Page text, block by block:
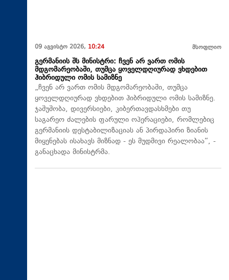
09 აგვისტო 2026, 10:24 მსოფლიო
გერმანიის შს მინისტრი: ჩვენ არ ვართ ომის
მდგომარეობაში, თუმცა ყოველდღიურად ვხდებით
ჰიბრიდული ომის სამიზნე
„ჩვენ არ ვართ ომის მდგომარეობაში, თუმცა
ყოველდღიურად ვხდებით ჰიბრიდული ომის სამიზნე.
ჯაშუშობა, დივერსიები, კიბერთავდასხმები თუ
საგარეო ძალების ფარული ოპერაციები, რომლებიც
გერმანიის დესტაბილიზაციას ან პირდაპირი ზიანის
მიყენებას ისახავს მიზნად - ეს მუდმივი რეალობაა“, -
განაცხადა მინისტრმა.